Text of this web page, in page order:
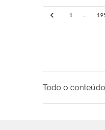
1
Todo o